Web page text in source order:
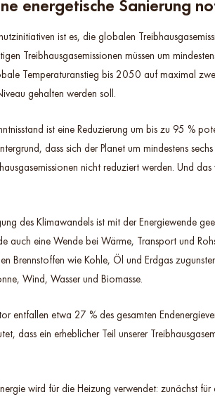
energetische Sanierung
ist es, die globalen
Treibhausgasemissionen müssen um
Temperaturanstieg bis 2050 auf maximal
gehalten werden soll.
ist eine Reduzierung um bis zu 95 %
dass sich der Planet um mindestens
nicht reduziert werden. Und
des Klimawandels ist mit der Energiewende
auch eine Wende bei Wärme, Transport und
Brennstoffen wie Kohle, Öl und Erdgas
Wind, Wasser und Biomasse.
entfallen etwa 27 % des gesamten
dass ein erheblicher Teil unserer
wird für die Heizung verwendet: zunächst für